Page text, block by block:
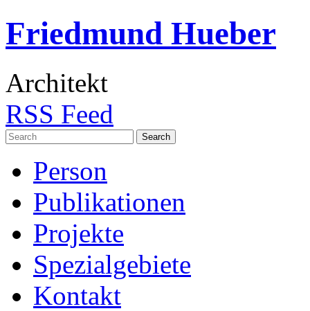
Friedmund Hueber
Architekt
RSS Feed
Search
for:
Person
Publikationen
Projekte
Spezialgebiete
Kontakt